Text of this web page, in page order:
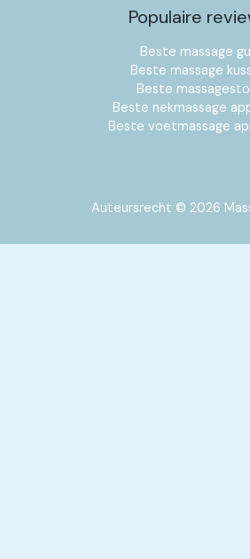
Populaire
Beste massage
Beste massage
Beste
Beste nekmassage
Beste voetmassage
Auteursrecht © 2026